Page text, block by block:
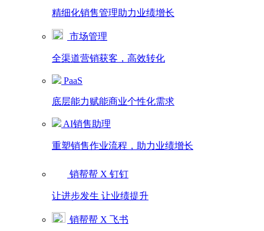
精细化销售管理助力业绩增长
市场管理
全渠道营销获客，高效转化
PaaS
底层能力赋能商业个性化需求
AI销售助理
重塑销售作业流程，助力业绩增长
销帮帮 X 钉钉
让进步发生 让业绩提升
销帮帮 X 飞书